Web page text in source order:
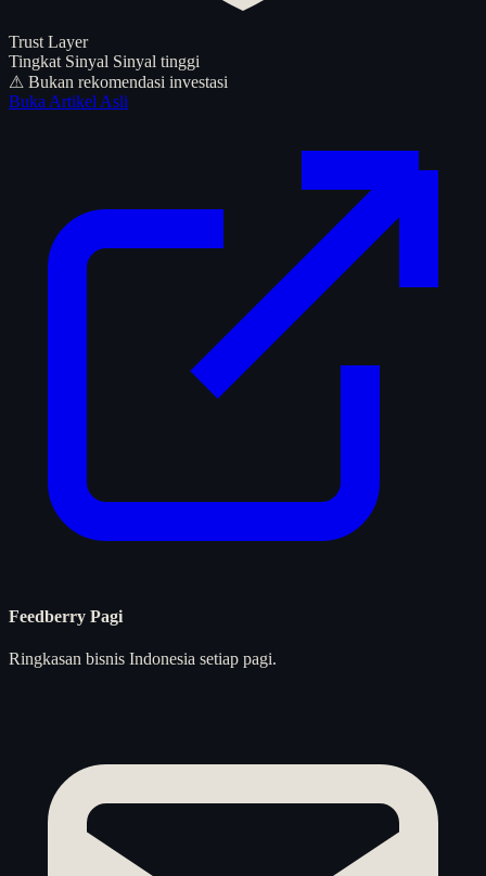
Trust Layer
Tingkat Sinyal Sinyal tinggi
⚠ Bukan rekomendasi investasi
Buka Artikel Asli
Feedberry Pagi
Ringkasan bisnis Indonesia setiap pagi.